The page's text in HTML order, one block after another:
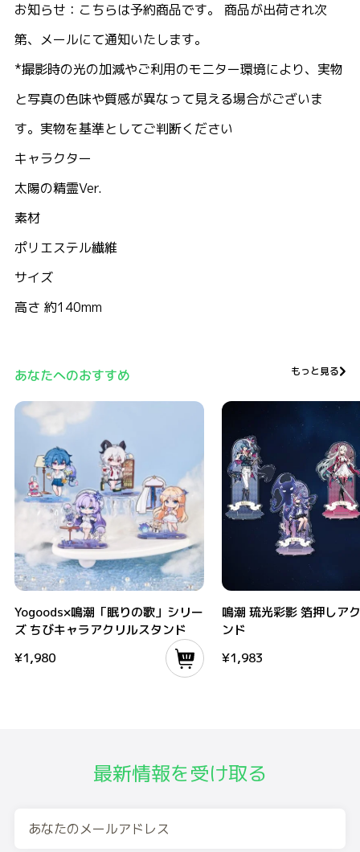
お知らせ：こちらは予約商品です。 商品が出荷され次
第、メールにて通知いたします。
*撮影時の光の加減やご利用のモニター環境により、実物
と写真の色味や質感が異なって見える場合がございま
す。実物を基準としてご判断ください
キャラクター
太陽の精霊Ver.
素材
ポリエステル繊維
サイズ
高さ 約140mm
あなたへのおすすめ もっと見る
Yogoods×鳴潮「眠りの歌」シリー
ズ ちびキャラアクリルスタンド
¥1,980
鳴潮 琉光彩影 箔押しア
ンド
¥1,983
最新情報を受け取る